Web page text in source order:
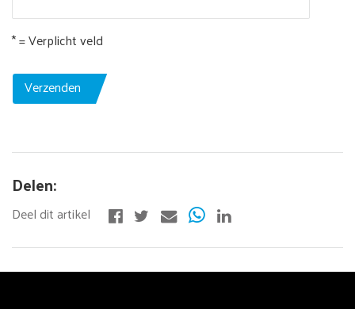
* = Verplicht veld
Verzenden
Delen: